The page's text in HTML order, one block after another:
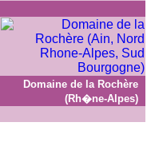
Domaine de la Rochère
(Rh�ne-Alpes)